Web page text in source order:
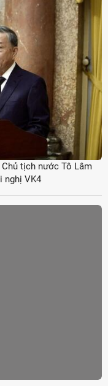
tịch nước Tô Lâm
nghị VK4